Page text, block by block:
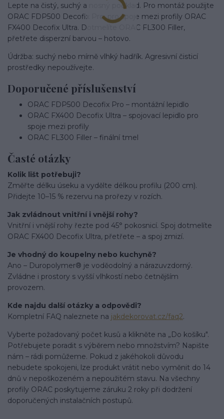
Lepte na čistý, suchý a nosný podklad. Pro montáž použijte
ORAC FDP500 Decofix Pro, pro spoje mezi profily ORAC
FX400 Decofix Ultra. Dotmelíte ORAC FL300 Filler,
přetřete disperzní barvou – hotovo.
Údržba: suchý nebo mírně vlhký hadřík. Agresivní čisticí
prostředky nepoužívejte.
Doporučené příslušenství
ORAC FDP500 Decofix Pro – montážní lepidlo
ORAC FX400 Decofix Ultra – spojovací lepidlo pro
spoje mezi profily
ORAC FL300 Filler – finální tmel
Časté otázky
Kolik lišt potřebuji?
Změřte délku úseku a vydělte délkou profilu (200 cm).
Přidejte 10–15 % rezervu na prořezy v rozích.
Jak zvládnout vnitřní i vnější rohy?
Vnitřní i vnější rohy řezte pod 45° pokosnicí. Spoj dotmelíte
ORAC FX400 Decofix Ultra, přetřete – a spoj zmizí.
Je vhodný do koupelny nebo kuchyně?
Ano – Duropolymer® je voděodolný a nárazuvzdorný.
Zvládne i prostory s vyšší vlhkostí nebo četnějším
provozem.
Kde najdu další otázky a odpovědi?
Kompletní FAQ naleznete na jakdekorovat.cz/faq2.
Vyberte požadovaný počet kusů a klikněte na „Do košíku".
Potřebujete poradit s výběrem nebo množstvím? Napište
nám – rádi pomůžeme. Pokud z jakéhokoli důvodu
nebudete spokojeni, lze produkt vrátit nebo vyměnit do 14
dnů v nepoškozeném a nepoužitém stavu. Na všechny
profily ORAC poskytujeme záruku 2 roky při dodržení
doporučených instalačních postupů.